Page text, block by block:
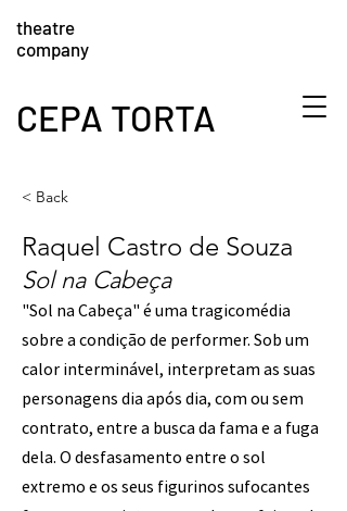
CEPA TORTA
theatre
company
< Back
Raquel Castro de Souza
Sol na Cabeça
"Sol na Cabeça" é uma tragicomédia
sobre a condição de performer. Sob um
calor interminável, interpretam as suas
personagens dia após dia, com ou sem
contrato, entre a busca da fama e a fuga
dela. O desfasamento entre o sol
extremo e os seus figurinos sufocantes